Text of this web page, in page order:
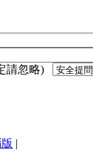
請忽略)
|